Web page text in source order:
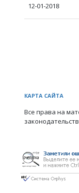
12-01-2018
КАРТА САЙТА
Все права на